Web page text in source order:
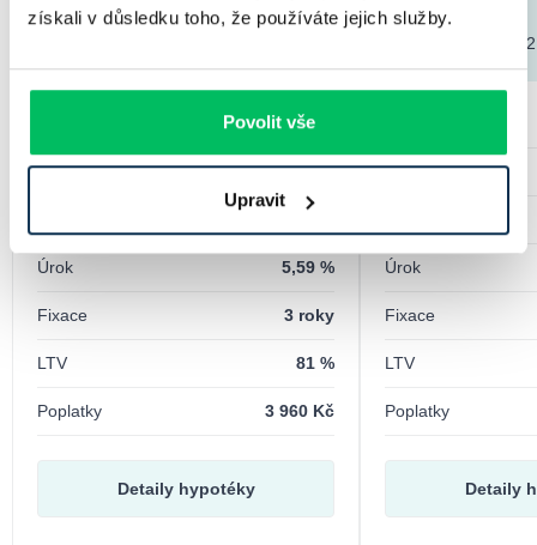
získali v důsledku toho, že používáte jejich služby.
Povolit vše
Upravit
2 205 000 Kč
Splatnost 30 let
Úrok 5,59 %
Fixace 3 roky
LTV 81 %
Poplatky 3 960 Kč
Detaily hypotéky
Splatnost
Úrok
Fixace
LTV
Poplatky
Detaily